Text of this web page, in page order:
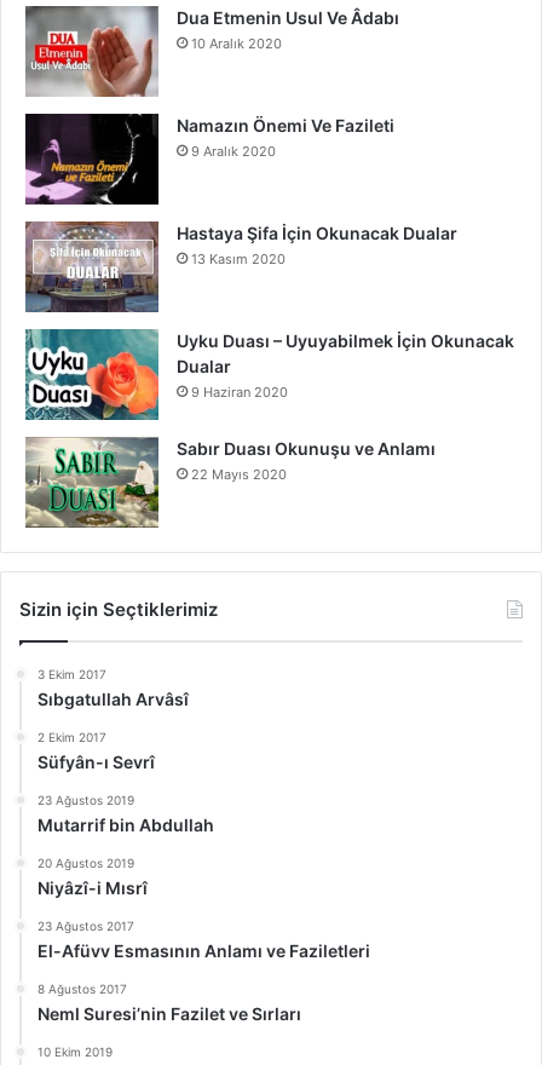
Dua Etmenin Usul Ve Âdabı
10 Aralık 2020
Namazın Önemi Ve Fazileti
9 Aralık 2020
Hastaya Şifa İçin Okunacak Dualar
13 Kasım 2020
Uyku Duası – Uyuyabilmek İçin Okunacak
Dualar
9 Haziran 2020
Sabır Duası Okunuşu ve Anlamı
22 Mayıs 2020
Sizin için Seçtiklerimiz
3 Ekim 2017
Sıbgatullah Arvâsî
2 Ekim 2017
Süfyân-ı Sevrî
23 Ağustos 2019
Mutarrif bin Abdullah
20 Ağustos 2019
Niyâzî-i Mısrî
23 Ağustos 2017
El-Afüvv Esmasının Anlamı ve Faziletleri
8 Ağustos 2017
Neml Suresi’nin Fazilet ve Sırları
10 Ekim 2019